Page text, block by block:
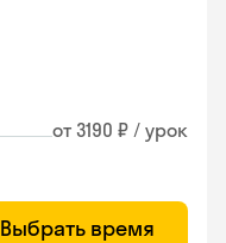
от 3190 ₽ / урок
Выбрать время